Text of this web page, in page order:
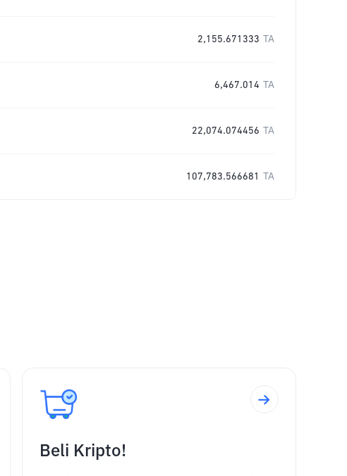
2,155.671333 TA
6,467.014 TA
22,074.074456 TA
107,783.566681 TA
Beli Kripto!